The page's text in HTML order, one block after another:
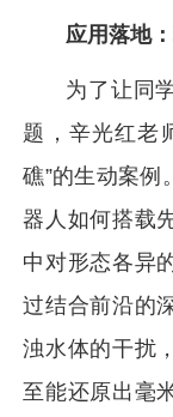
应用落地
为了让同
题，辛光红老
礁”的生动案例
器人如何搭载
中对形态各异
过结合前沿的
浊水体的干扰
至能还原出毫